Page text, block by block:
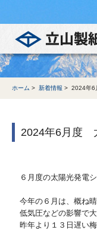
ホーム > 新着情報 > 2024年6
2024年6月度
６月度の太陽光発電
今年の６月は、概ね
低気圧などの影響で
昨年より１３日遅い